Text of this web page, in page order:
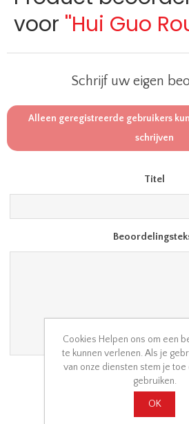
voor Hui Guo
Schrijf uw eigen
Alleen geregistreerde gebruikers
schrijven
Titel
Waardering
Cookies Helpen ons om een
te kunnen verlenen. Als je
van onze diensten stem je
gebruiken.
OK